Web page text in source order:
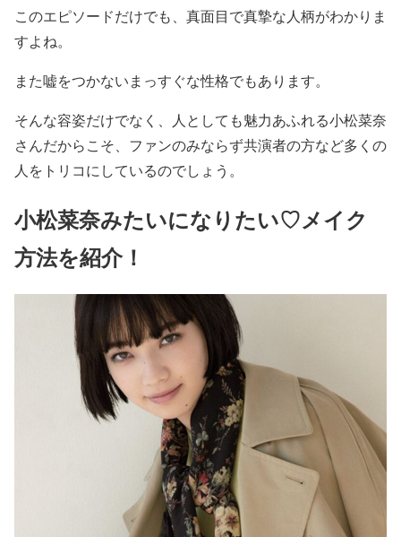
このエピソードだけでも、真面目で真摯な人柄がわかりま
すよね。
また嘘をつかないまっすぐな性格でもあります。
そんな容姿だけでなく、人としても魅力あふれる小松菜奈
さんだからこそ、ファンのみならず共演者の方など多くの
人をトリコにしているのでしょう。
小松菜奈みたいになりたい♡メイク
方法を紹介！